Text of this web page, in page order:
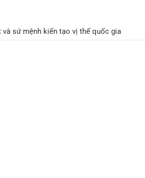
sứ mệnh kiến tạo vị thế quốc gia